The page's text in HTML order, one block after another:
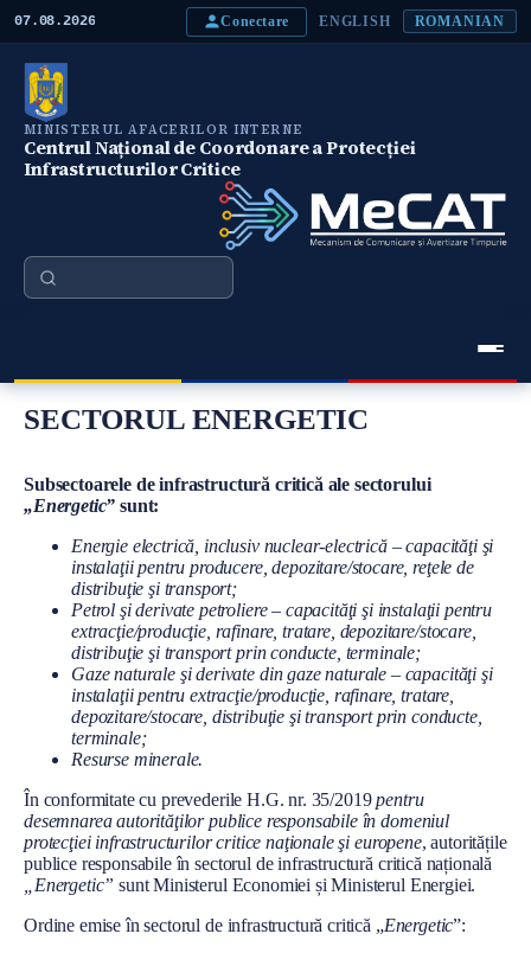
07.08.2026 Conectare ENGLISH ROMANIAN
MINISTERUL AFACERILOR INTERNE
Centrul Național de Coordonare a Protecției
Infrastructurilor Critice
Căutare
Meniu Principal
SECTORUL ENERGETIC
Conţinut
Subsectoarele de infrastructură critică ale sectorului
„Energetic”sunt:
Energie electrică, inclusiv nuclear-electrică – capacităţi şi
instalaţii pentru producere, depozitare/stocare, reţele de
distribuţie şi transport;
Petrol şi derivate petroliere – capacităţi şi instalaţii pentru
extracţie/producţie, rafinare, tratare, depozitare/stocare,
distribuţie şi transport prin conducte, terminale;
Gaze naturale şi derivate din gaze naturale – capacităţi şi
instalaţii pentru extracţie/producţie, rafinare, tratare,
depozitare/stocare, distribuţie şi transport prin conducte,
terminale;
Resurse minerale.
În conformitate cu prevederile H.G. nr. 35/2019pentru
desemnarea autorităţilor publice responsabile în domeniul
protecţiei infrastructurilor critice naţionale şi europene, autoritățile
publice responsabile în sectorul de infrastructură critică națională
„Energetic” sunt Ministerul Economiei și Ministerul Energiei.
Ordine emise în sectorul de infrastructură critică „Energetic”: